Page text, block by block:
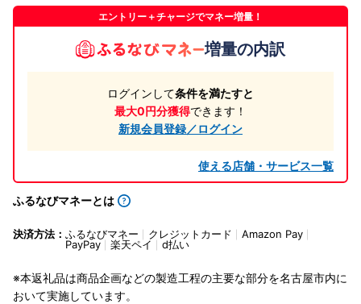
エントリー＋チャージでマネー増量！
増量の内訳
ログインして条件を満たすと
最大0円分獲得できます！
新規会員登録／ログイン
使える店舗・サービス一覧
ふるなびマネーとは
決済方法： ふるなびマネー クレジットカード
Amazon Pay
PayPay
楽天ペイ d払い
※本返礼品は商品企画などの製造工程の主要な部分を名古屋市内に
おいて実施しています。